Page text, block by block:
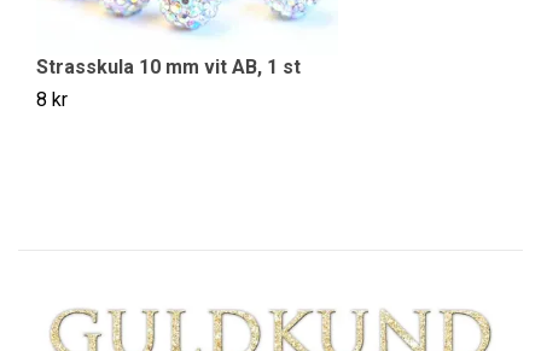
Strasskula 10 mm vit AB, 1 st
8 kr